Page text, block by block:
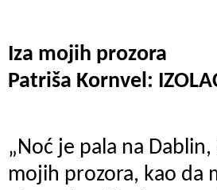
Iza mojih prozora
Patriša Kornvel:
„Noć je pala na
mojih prozora, kao da